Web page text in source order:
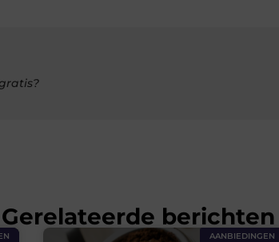
Gerelateerde berichten
AANBIEDINGEN